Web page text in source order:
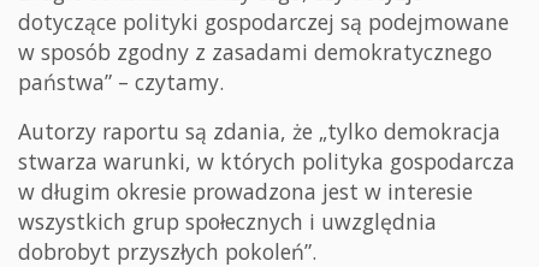
dotyczące polityki gospodarczej są podejmowane
w sposób zgodny z zasadami demokratycznego
państwa” – czytamy.
Autorzy raportu są zdania, że „tylko demokracja
stwarza warunki, w których polityka gospodarcza
w długim okresie prowadzona jest w interesie
wszystkich grup społecznych i uwzględnia
dobrobyt przyszłych pokoleń”.